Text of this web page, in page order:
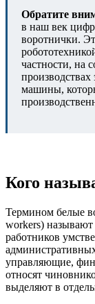
Обратите
в наш век
воротнички.
частности, на
машины,
Кого
Термином белые
workers)
работников
управляющие,
относят
выделяют в